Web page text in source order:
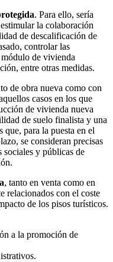
. Para ello, sería
la colaboración
de descalificación de
controlar las
de vivienda
entre otras medidas.
de obra nueva como con
casos en los que
de vivienda nueva
de suelo finalista y una
para la puesta en el
se consideran precisas
sociales y públicas de
, tanto en venta como en
relacionados con el coste
de los pisos turísticos.
a la promoción de